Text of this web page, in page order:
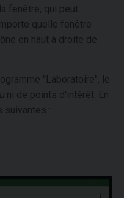
fenêtre, qui peut
quelle fenêtre
en haut à droite de
"Laboratoire", le
ni de points d'intérêt. En
: